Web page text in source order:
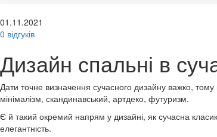
01.11.2021
0 відгуків
Дизайн спальні в
Дати точне визначення сучасного дизайну важко,
мінімалізм, скандинавський, артдеко, футуризм.
Є й такий окремий напрям у дизайні, як сучасна
елегантність.